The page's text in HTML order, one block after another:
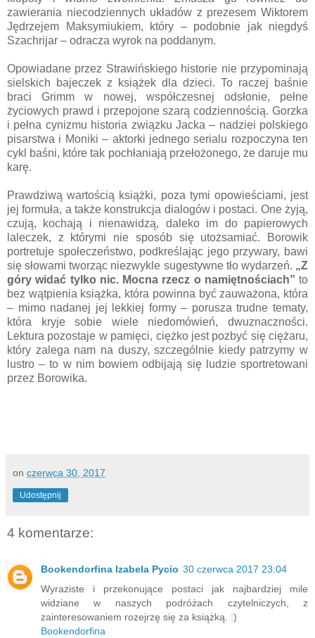
zawierania niecodziennych układów z prezesem Wiktorem
Jędrzejem Maksymiukiem, który – podobnie jak niegdyś
Szachrijar – odracza wyrok na poddanym.
Opowiadane przez Strawińskiego historie nie przypominają
sielskich bajeczek z książek dla dzieci. To raczej baśnie
braci Grimm w nowej, współczesnej odsłonie, pełne
życiowych prawd i przepojone szarą codziennością. Gorzka
i pełna cynizmu historia związku Jacka – nadziei polskiego
pisarstwa i Moniki – aktorki jednego serialu rozpoczyna ten
cykl baśni, które tak pochłaniają przełożonego, że daruje mu
karę.
Prawdziwą wartością książki, poza tymi opowieściami, jest
jej formuła, a także konstrukcja dialogów i postaci. One żyją,
czują, kochają i nienawidzą, daleko im do papierowych
laleczek, z którymi nie sposób się utożsamiać. Borowik
portretuje społeczeństwo, podkreślając jego przywary, bawi
się słowami tworząc niezwykle sugestywne tło wydarzeń. „Z
góry widać tylko nic. Mocna rzecz o namiętnościach” to
bez wątpienia książka, która powinna być zauważona, która
– mimo nadanej jej lekkiej formy – porusza trudne tematy,
która kryje sobie wiele niedomówień, dwuznaczności.
Lektura pozostaje w pamięci, ciężko jest pozbyć się ciężaru,
który zalega nam na duszy, szczególnie kiedy patrzymy w
lustro – to w nim bowiem odbijają się ludzie sportretowani
przez Borowika.
on czerwca 30, 2017
Udostępnij
4 komentarze:
Bookendorfina Izabela Pycio 30 czerwca 2017 23:04
Wyraziste i przekonujące postaci jak najbardziej mile
widziane w naszych podróżach czytelniczych, z
zainteresowaniem rozejrzę się za książką. :)
Bookendorfina